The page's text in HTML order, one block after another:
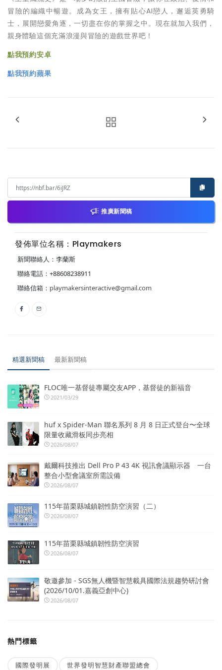
冒險的編織中暢遊。成為女王，擁有貼心AI戀人，邂逅英勇騎
士，展開戀愛角逐，一切盡在你的掌握之中。現在就加入我們，
親身體驗這個充滿浪漫與冒險的遊戲世界吧！
點我預約安卓
點我預約蘋果
推廣新聞稿
發佈單位名稱：Playmakers
新聞聯絡人：李蘭斯
聯絡電話：+88608238911
聯絡信箱： playmakersinteractive@gmail.com
精選新聞稿 最新新聞稿
FLOC唯一基督徒專屬交友APP，基督徒的新福音
2021/03/29
huf x Spider-Man 聯名系列 8 月 8 日正式登台〜全球
限量收藏滑板同步亮相
2026/08/07
戴爾科技推出 Dell Pro P 43 4K 視訊會議顯示器 一台
整合小型會議室所需設備
2026/08/07
115年苗栗縣城鎮韌性防空演習（二）
2026/08/07
115年苗栗縣城鎮韌性防空演習
2026/08/07
敬邀參加 - SGS無人機暨智慧載具國際法規趨勢研討會
(2026/10/01.嘉義亞創中心)
2026/08/07
熱門標籤
國際發明展 世界發明智慧財產聯盟總會